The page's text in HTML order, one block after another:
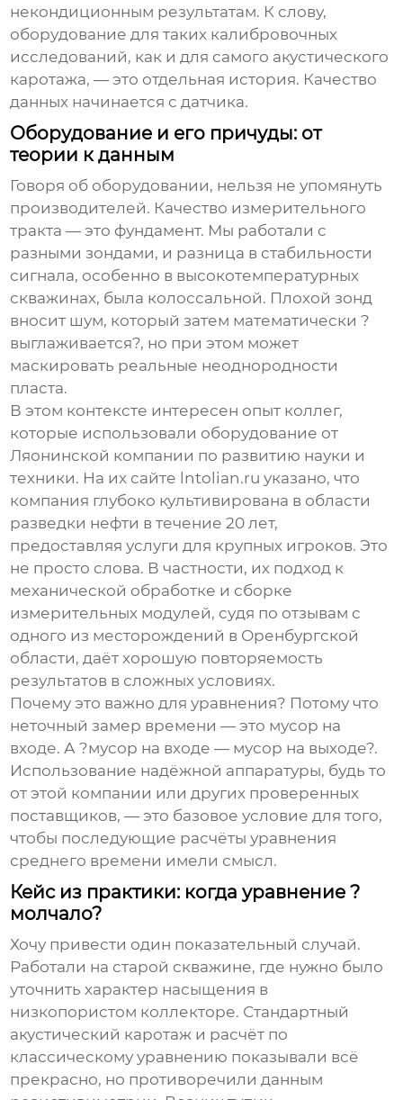
некондиционным результатам. К слову,
оборудование для таких калибровочных
исследований, как и для самого акустического
каротажа, — это отдельная история. Качество
данных начинается с датчика.
Оборудование и его причуды: от
теории к данным
Говоря об оборудовании, нельзя не упомянуть
производителей. Качество измерительного
тракта — это фундамент. Мы работали с
разными зондами, и разница в стабильности
сигнала, особенно в высокотемпературных
скважинах, была колоссальной. Плохой зонд
вносит шум, который затем математически ?
выглаживается?, но при этом может
маскировать реальные неоднородности
пласта.
В этом контексте интересен опыт коллег,
которые использовали оборудование от
Ляонинской компании по развитию науки и
техники. На их сайте lntolian.ru указано, что
компания глубоко культивирована в области
разведки нефти в течение 20 лет,
предоставляя услуги для крупных игроков. Это
не просто слова. В частности, их подход к
механической обработке и сборке
измерительных модулей, судя по отзывам с
одного из месторождений в Оренбургской
области, даёт хорошую повторяемость
результатов в сложных условиях.
Почему это важно для уравнения? Потому что
неточный замер времени — это мусор на
входе. А ?мусор на входе — мусор на выходе?.
Использование надёжной аппаратуры, будь то
от этой компании или других проверенных
поставщиков, — это базовое условие для того,
чтобы последующие расчётыуравнения
среднего времени имели смысл.
Кейс из практики: когда уравнение ?
молчало?
Хочу привести один показательный случай.
Работали на старой скважине, где нужно было
уточнить характер насыщения в
низкопористом коллекторе. Стандартный
акустический каротаж и расчёт по
классическому уравнению показывали всё
прекрасно, но противоречили данным